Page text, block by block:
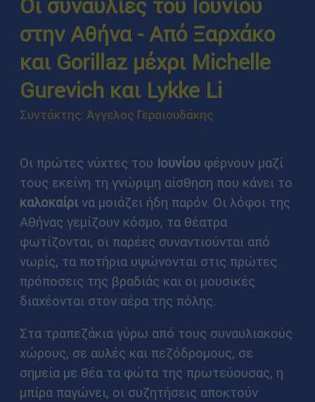
Οι συναυλίες του Ιουνίου
στην Αθήνα - Από Ξαρχάκο
και Gorillaz μέχρι Michelle
Gurevich και Lykke Li
Συντάκτης: Άγγελος Γεραιουδάκης
Οι πρώτες νύχτες του Ιουνίουφέρνουν μαζί
τους εκείνη τη γνώριμη αίσθηση που κάνει το
καλοκαίρινα μοιάζει ήδη παρόν. Οι λόφοι της
Αθήνας γεμίζουν κόσμο, τα θέατρα
φωτίζονται, οι παρέες συναντιούνται από
νωρίς, τα ποτήρια υψώνονται στις πρώτες
πρόποσεις της βραδιάς και οι μουσικές
διαχέονται στον αέρα της πόλης.
Στα τραπεζάκια γύρω από τους συναυλιακούς
χώρους, σε αυλές και πεζόδρομους, σε
σημεία με θέα τα φώτα της πρωτεύουσας, η
μπίρα παγώνει, οι συζητήσεις αποκτούν